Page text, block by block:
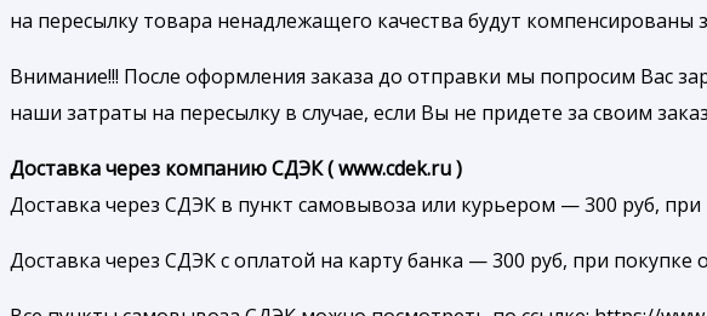
на пересылку товара ненадлежащего качества будут компенсированы
Внимание!!! После оформления заказа до отправки мы попросим Вас
наши затраты на пересылку в случае, если Вы не придете за своим
Доставка через компанию СДЭК ( www.cdek.ru )
Доставка через СДЭК в пункт самовывоза или курьером — 300 руб, при
Доставка через СДЭК с оплатой на карту банка — 300 руб, при